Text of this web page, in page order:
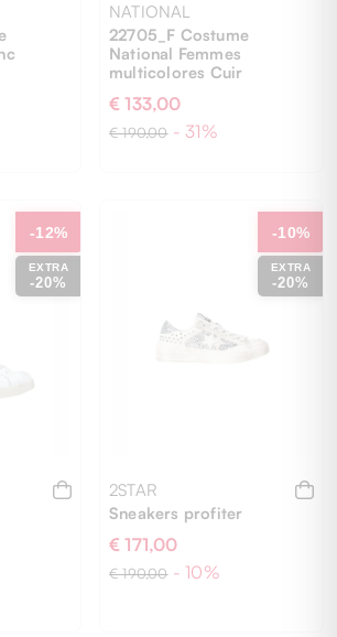
NATIONAL
22705_F Costume
National Femmes
multicolores Cuir
€ 133,00
€ 190,00 - 31%
EXTRA
-20%
-12%
EXTRA
-20%
-10%
2STAR
Sneakers profiter
€ 171,00
€ 190,00 - 10%